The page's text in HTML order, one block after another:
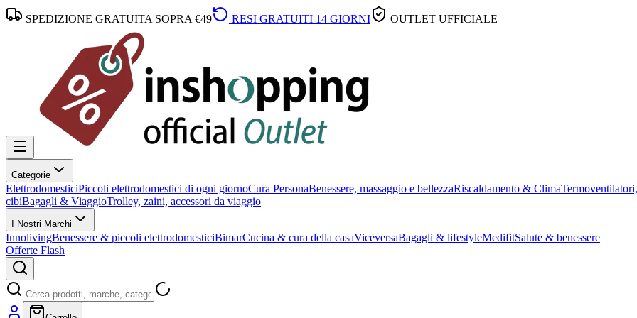
SPEDIZIONE GRATUITA SOPRA €49 RESI GRATUITI 14 GIORNI OUTLET UFFICIALE
Categorie
ElettrodomesticiPiccoli elettrodomestici di ogni giornoCura PersonaBenessere, massaggio e bellezzaRiscaldamento & Clima
cibiBagagli & ViaggioTrolley, zaini, accessori da viaggio
I Nostri Marchi
InnolivingBenessere & piccoli elettrodomesticiBimarCucina & cura della casaViceversaBagagli & lifestyleMedifitSalute & benessere
Offerte Flash